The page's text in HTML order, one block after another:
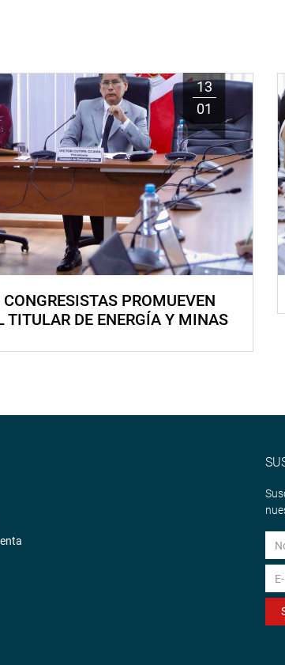
13
01
PROMUEVEN
TITULAR DE ENERGÍA Y MINAS